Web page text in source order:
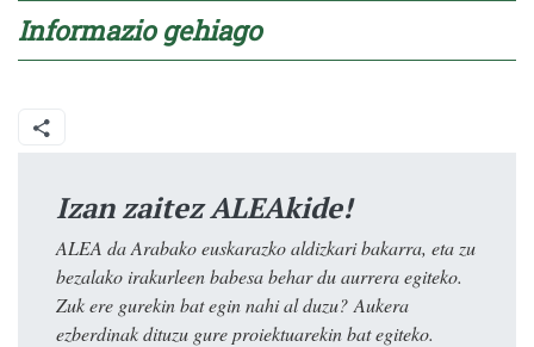
Informazio gehiago
Izan zaitez ALEAkide!
ALEA da Arabako euskarazko aldizkari bakarra, eta zu
bezalako irakurleen babesa behar du aurrera egiteko.
Zuk ere gurekin bat egin nahi al duzu? Aukera
ezberdinak dituzu gure proiektuarekin bat egiteko.